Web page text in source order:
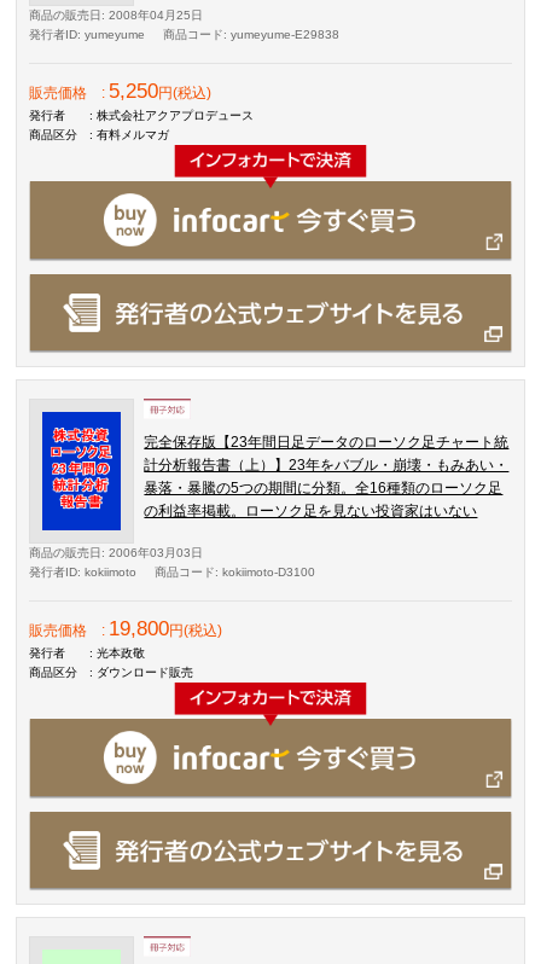
商品の販売日 : 2008年04月25日
発行者ID: yumeyume 商品コード: yumeyume-E29838
販売価格 : 5,250円(税込)
発行者
: 株式会社アクアプロデュース
商品区分
: 有料メルマガ
完全保存版【23年間日足データのローソク足チャート統
計分析報告書（上）】23年をバブル・崩壊・もみあい・
暴落・暴騰の5つの期間に分類。全16種類のローソク足
の利益率掲載。ローソク足を見ない投資家はいない
商品の販売日 : 2006年03月03日
発行者ID: kokiimoto 商品コード: kokiimoto-D3100
販売価格 : 19,800円(税込)
発行者
: 光本政敬
商品区分
: ダウンロード販売